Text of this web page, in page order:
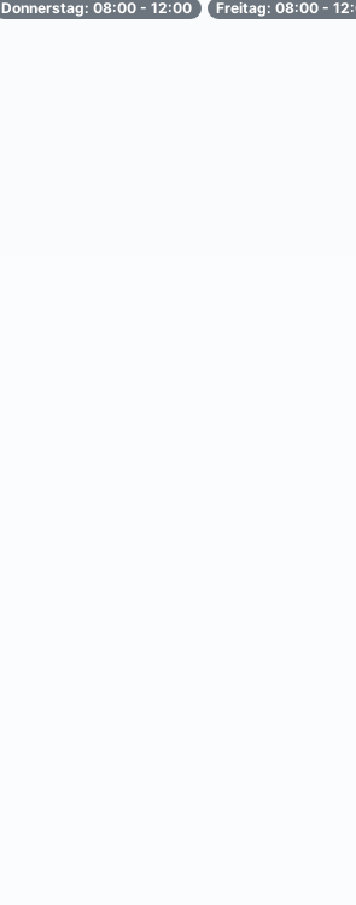
Donnerstag: 08:00 - 12:00
Freitag: 08:00 -